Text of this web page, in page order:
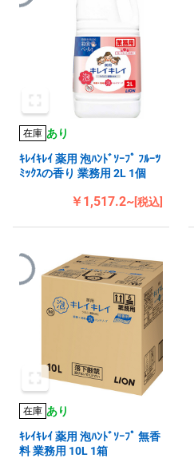
在庫 あり
ｷﾚｲｷﾚｲ 薬用 泡ﾊﾝﾄﾞｿｰﾌﾟ ﾌﾙｰﾂ
ﾐｯｸｽの香り 業務用 2L 1個
￥1,517.2~[税込]
在庫 あり
ｷﾚｲｷﾚｲ 薬用 泡ﾊﾝﾄﾞｿｰﾌﾟ 無香
料 業務用 10L 1箱